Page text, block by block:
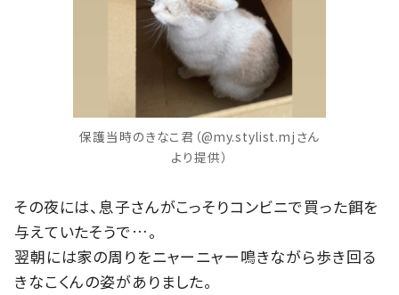
保護当時のきなこ君（@my.stylist.mjさん
より提供）
その夜には、息子さんがこっそりコンビニで買った餌を
与えていたそうで…。
翌朝には家の周りをニャーニャー鳴きながら歩き回る
きなこくんの姿がありました。